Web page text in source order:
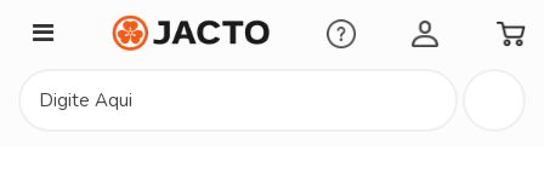
Minha Conta